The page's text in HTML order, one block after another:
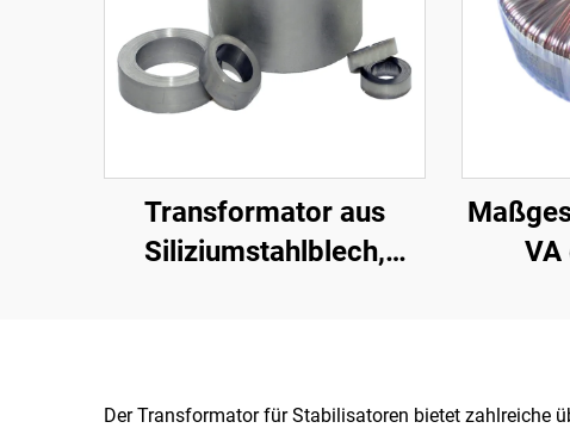
Transformator aus
Siliziumstahlblech,
Der Transformator für Stabilisatoren bietet zahlreiche